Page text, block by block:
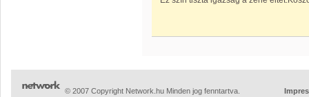
© 2007 Copyright Network.hu Minden jog fenntartva.